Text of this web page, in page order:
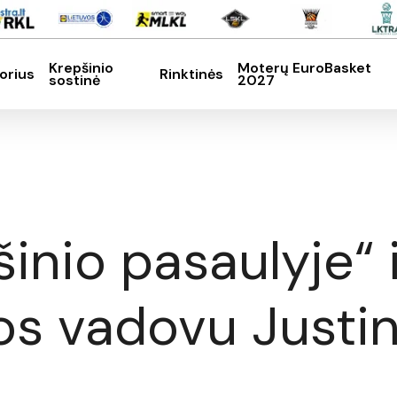
Krepšinio
sostinė Rinktinės Moterų EuroBasket
2027
vadovu